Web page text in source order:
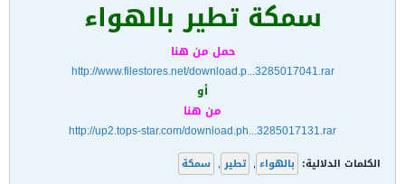
سمكة تطير بالهواء
حمل من هنا
http://www.filestores.net/download.p...3285017041.rar
أو
من هنا
http://up2.tops-star.com/download.ph...3285017131.rar
الكلمات الدلالية: بالهواء , تطير , سمكة